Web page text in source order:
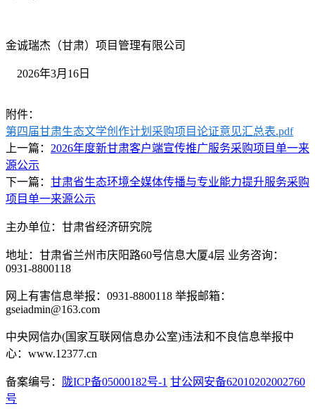
金诚瑞杰（甘肃）项目管理有限公司
2026年3月16日
附件：
第四届甘肃生态文学创作计划采购项目论证意见汇总表.pdf
上一篇： 2026年度新甘肃客户端宣传推广服务采购项目单一来
源公示
下一篇： 甘肃省生态环境全媒体传播与专业能力提升服务采购
项目单一来源公示
主办单位：甘肃省经济研究院
地址：甘肃省兰州市庆阳路60号信息大厦4层 业务咨询：
0931-8800118
网上有害信息举报：0931-8800118 举报邮箱：
gseiadmin@163.com
中央网信办(国家互联网信息办公室)违法和不良信息举报中
心：www.12377.cn
备案编号： 陇ICP备05000182号-1 甘公网安备62010202002760
号